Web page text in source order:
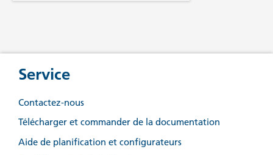
Service
Contactez-nous
Télécharger et commander de la documentation
Aide de planification et configurateurs